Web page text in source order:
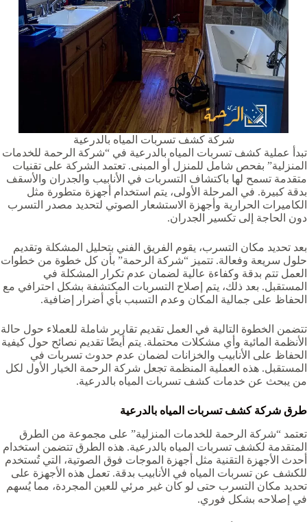
شركة كشف تسربات المياه بالدرعية
تبدأ عملية كشف تسربات المياه بالدرعية في “شركة الرحمة للخدمات
المنزلية” بفحص شامل للمنزل أو المبنى. تعتمد الشركة على تقنيات
متقدمة تسمح لها باكتشاف التسربات في الأنابيب والجدران والأسقف
بدقة كبيرة. في المرحلة الأولى، يتم استخدام أجهزة متطورة مثل
الكاميرات الحرارية وأجهزة الاستشعار الصوتي لتحديد مصدر التسرب
دون الحاجة إلى تكسير الجدران.
بعد تحديد مكان التسرب، يقوم الفريق الفني بتحليل المشكلة وتقديم
حلول سريعة وفعالة. تتميز “شركة الرحمة” بأن كل خطوة من خطوات
العمل تتم بدقة وكفاءة عالية لضمان عدم تكرار المشكلة في
المستقبل. بعد ذلك، يتم إصلاح التسربات المكتشفة بشكل احترافي مع
الحفاظ على جمالية المكان وعدم التسبب بأي أضرار إضافية.
تتضمن الخطوة التالية في العمل تقديم تقارير شاملة للعملاء حول حالة
الأنظمة المائية وأي مشكلات محتملة. يتم أيضًا تقديم نصائح حول كيفية
الحفاظ على الأنابيب والخزانات لضمان عدم حدوث تسربات في
المستقبل. هذه العملية المنظمة تجعل شركة الرحمة الخيار الأول لكل
من يبحث عن خدمات كشف تسربات المياه بالدرعية.
طرق شركة كشف تسربات المياه بالدرعية
تعتمد “شركة الرحمة للخدمات المنزلية” على مجموعة من الطرق
المتقدمة لكشف تسربات المياه بالدرعية. هذه الطرق تتضمن استخدام
أحدث الأجهزة التقنية مثل أجهزة الموجات فوق الصوتية، التي تُستخدم
للكشف عن تسربات المياه في الأنابيب بدقة. تعمل هذه الأجهزة على
تحديد مكان التسرب حتى لو كان غير مرئي للعين المجردة، مما يُسهم
في إصلاحه بشكل فوري.